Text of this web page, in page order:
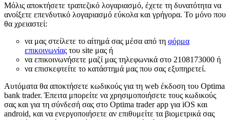
Μόλις αποκτήσετε τραπεζικό λογαριασμό, έχετε τη δυνατότητα να
ανοίξετε επενδυτικό λογαριασμό εύκολα και γρήγορα. Το μόνο που
θα χρειαστεί:
να μας στείλετε το αίτημά σας μέσα από τη φόρμα
επικοινωνίας του site μας ή
να επικοινωνήσετε μαζί μας τηλεφωνικά στο 2108173000 ή
να επισκεφτείτε το κατάστημά μας που σας εξυπηρετεί.
Αυτόματα θα αποκτήσετε κωδικούς για τη web έκδοση του Optima
bank trader. Έπειτα μπορείτε να χρησιμοποιήσετε τους κωδικούς
σας και για τη σύνδεσή σας στο Optima trader app για iOS και
android, και να ενεργοποιήσετε αν επιθυμείτε τα βιομετρικά σας